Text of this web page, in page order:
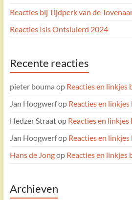
Reacties bij Tijdperk van de
Reacties Isis Ontsluierd 2024
Recente reacties
pieter bouma op Reacties en linkjes
Jan Hoogwerfop Reacties en
Hedzer Straatop Reacties en
Jan Hoogwerfop Reacties en
Hans de Jongop Reacties en linkjes
Archieven